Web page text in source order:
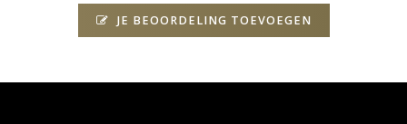
JE BEOORDELING TOEVOEGEN